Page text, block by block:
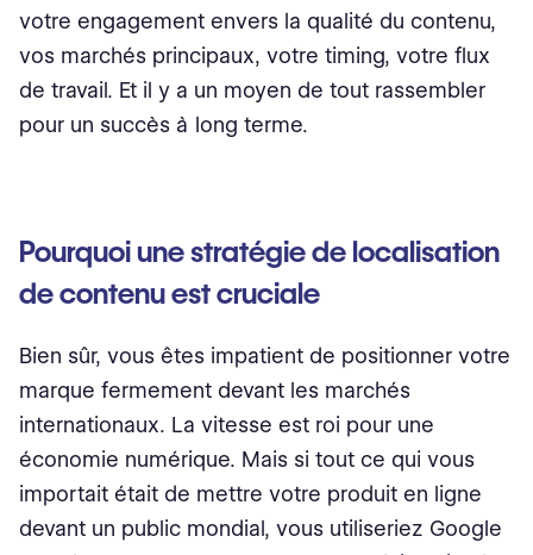
votre engagement envers la qualité du contenu,
vos marchés principaux, votre timing, votre flux
de travail. Et il y a un moyen de tout rassembler
pour un succès à long terme.
Pourquoi une stratégie de localisation
de contenu est cruciale
Bien sûr, vous êtes impatient de positionner votre
marque fermement devant les marchés
internationaux. La vitesse est roi pour une
économie numérique. Mais si tout ce qui vous
importait était de mettre votre produit en ligne
devant un public mondial, vous utiliseriez Google